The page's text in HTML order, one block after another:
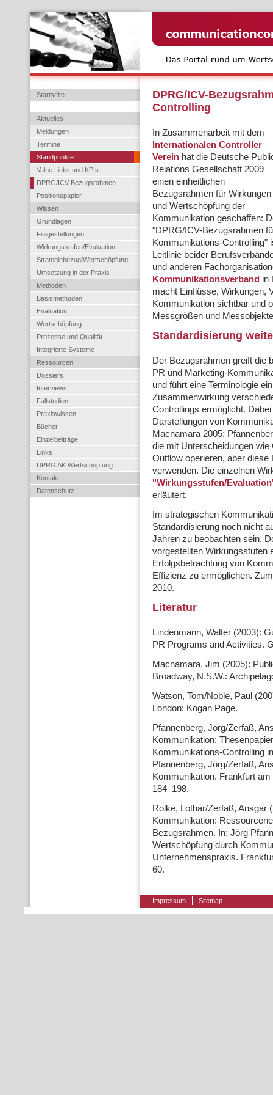
Startseite
Aktuelles
Meldungen
Termine
Standpunkte
Value Links und KPIs
DPRG/ICV-Bezugsrahmen
Positionspapier
Wissen
Grundlagen
Fragestellungen
Wirkungsstufen/Evaluation
Strategiebezug/Wertschöpfung
Umsetzung in der Praxis
Methoden
Basismethoden
Evaluation
Wertschöpfung
Prozesse und Qualität
Integrierte Systeme
Ressourcen
Dossiers
Interviews
Fallstudien
Praxiswissen
Bücher
Einzelbeiträge
Links
DPRG AK Wertschöpfung
Kontakt
Datenschutz
DPRG/ICV-
Controlling
In Zusammenarbeit mit dem
Internationalen Controller
Verein hat die Deutsche
Relations Gesellschaft 2009
einen einheitlichen
Bezugsrahmen für Wirkungen
und Wertschöpfung der
Kommunikation geschaffen:
"DPRG/ICV-Bezugsrahmen
Kommunikations-Controlling"
Leitlinie beider
und anderen
Kommunikationsverband in
macht Einflüsse, Wirkungen,
Kommunikation sichtbar und
Messgrößen und
Standardisierung
Der Bezugsrahmen greift die
PR und Marketing-
und führt eine Terminologie
Zusammenwirkung
Controllings ermöglicht.
Darstellungen von
Macnamara 2005;
die mit Unterscheidungen
Outflow operieren, aber diese
verwenden. Die einzelnen
"Wirkungsstufen/
erläutert.
Im strategischen
Standardisierung noch nicht
Jahren zu beobachten sein.
vorgestellten Wirkungsstufen
Erfolgsbetrachtung von
Effizienz zu ermöglichen.
2010.
Literatur
Lindenmann, Walter (2003):
PR Programs and Activities.
Macnamara, Jim (2005):
Broadway, N.S.W.:
Watson, Tom/Noble, Paul
London: Kogan Page.
Pfannenberg, Jörg/Zerfaß,
Kommunikation:
Kommunikations-Controlling
Pfannenberg, Jörg/Zerfaß,
Kommunikation. Frankfurt
184–198.
Rolke, Lothar/Zerfaß, Ansgar
Kommunikation:
Bezugsrahmen. In: Jörg
Wertschöpfung durch
Unternehmenspraxis.
60.
Impressum Sitemap